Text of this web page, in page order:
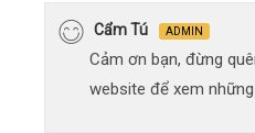
Cẩm Tú ADMIN
Cảm ơn bạn, đừng
website để xem